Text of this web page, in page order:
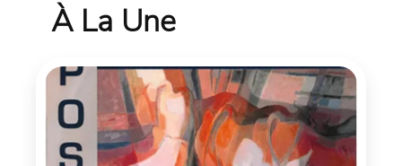
À La Une